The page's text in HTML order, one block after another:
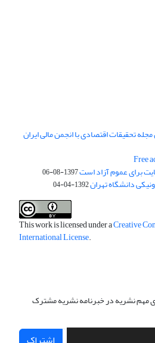
تحقیقات اقتصادی با انجمن مالی ایران
Free
برای عموم آزاد است1397-08-06
دانشگاه تهران1392-04-04
This work is licensed under aCreative
International License.
مهم نشریه در خبرنامه نشریه مشترک